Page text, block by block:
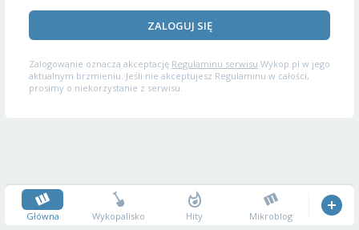
ZALOGUJ SIĘ
Zalogowanie oznacza akceptację Regulaminu serwisu Wykop.pl w jego
aktualnym brzmieniu. Jeśli nie akceptujesz Regulaminu w całości,
prosimy o niekorzystanie z serwisu.
Główna Wykopalisko Hity Mikroblog